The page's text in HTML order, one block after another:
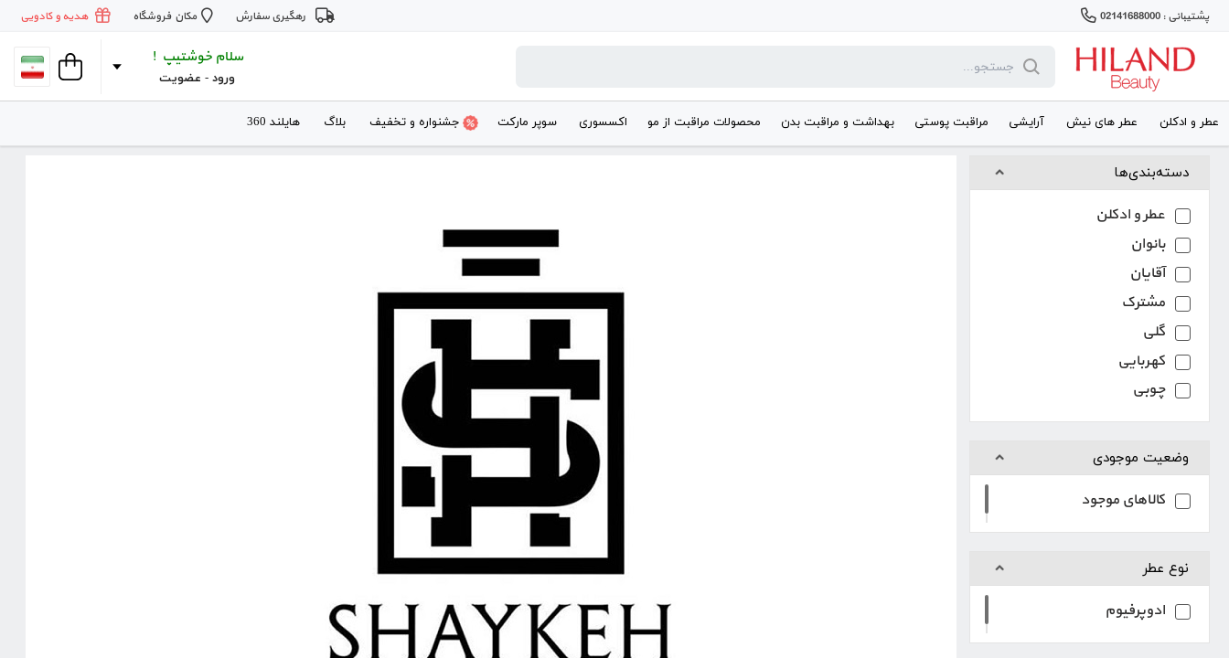
پشتیبانی : 02141688000 رهگیری سفارش مکان فروشگاه هدیه و کادویی
سلام خوشتیپ !
ورود - عضویت
عطر و ادکلن عطر های نیش آرایشی مراقبت پوستی بهداشت و مراقبت بدن محصولات مراقبت از مو اکسسوری سوپر مارکت جشنواره و تخفیف بلاگ هایلند 360
دسته‌بندی‌ها
عطر و ادکلن
بانوان
آقایان
مشترک
گلی
کهربایی
چوبی
وضعیت موجودی
کالاهای موجود
نوع عطر
ادوپرفیوم